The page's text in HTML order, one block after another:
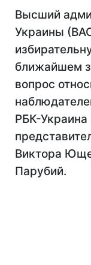
Высший
Украины
ближайшем
вопрос
РБК-Украина
Виктора
Парубий.